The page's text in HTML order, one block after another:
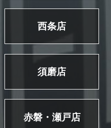
西条店
須磨店
赤磐・瀬戸店